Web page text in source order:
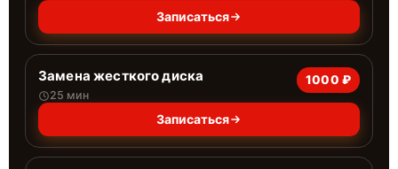
Записаться
Замена жесткого диска
25 мин
1000 ₽
Записаться